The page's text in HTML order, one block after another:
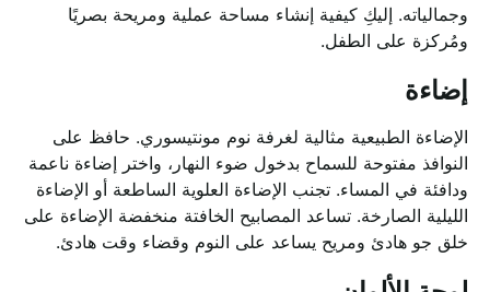
وجمالياته. إليكِ كيفية إنشاء مساحة عملية ومريحة بصريًا
ومُركزة على الطفل.
إضاءة
الإضاءة الطبيعية مثالية لغرفة نوم مونتيسوري. حافظ على
النوافذ مفتوحة للسماح بدخول ضوء النهار، واختر إضاءة ناعمة
ودافئة في المساء. تجنب الإضاءة العلوية الساطعة أو الإضاءة
الليلية الصارخة. تساعد المصابيح الخافتة منخفضة الإضاءة على
خلق جو هادئ ومريح يساعد على النوم وقضاء وقت هادئ.